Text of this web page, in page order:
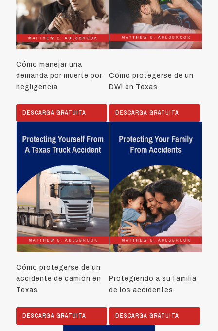
Cómo manejar una
demanda por muerte por
negligencia
DESCARGA GRATUITA
Cómo protegerse de un
DWI en Texas
DESCARGA GRATUITA
Cómo protegerse de un
accidente de camión en
Texas
DESCARGA GRATUITA
Protegiendo a su familia
de los accidentes
DESCARGA GRATUITA